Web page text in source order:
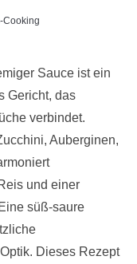
Cooking
Sauce ist ein
Gericht, das
verbindet.
Auberginen,
und einer
süß-saure
Dieses Rezept